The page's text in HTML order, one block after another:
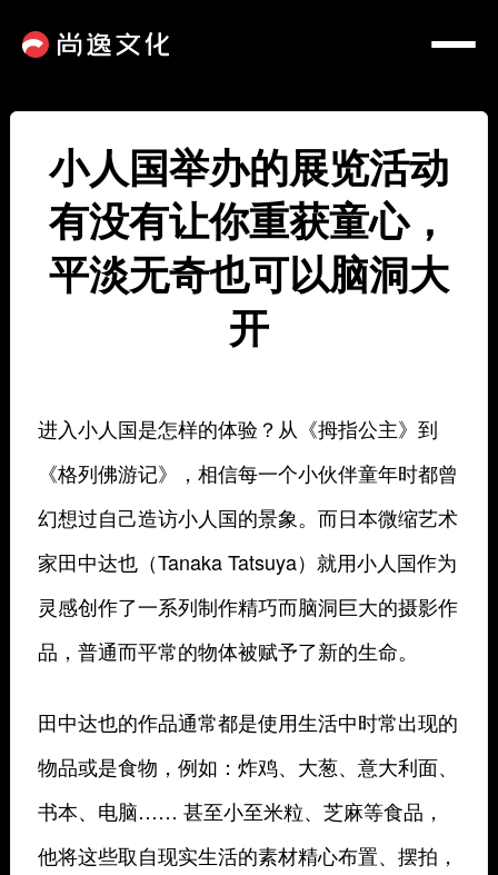
小人国举办的展览活动
有没有让你重获童心，
平淡无奇也可以脑洞大
开
进入小人国是怎样的体验？从《拇指公主》到
《格列佛游记》，相信每一个小伙伴童年时都曾
幻想过自己造访小人国的景象。而日本微缩艺术
家田中达也（Tanaka Tatsuya）就用小人国作为
灵感创作了一系列制作精巧而脑洞巨大的摄影作
品，普通而平常的物体被赋予了新的生命。
田中达也的作品通常都是使用生活中时常出现的
物品或是食物，例如：炸鸡、大葱、意大利面、
书本、电脑…… 甚至小至米粒、芝麻等食品，
他将这些取自现实生活的素材精心布置、摆拍，